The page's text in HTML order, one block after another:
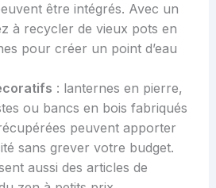
être intégrés. Avec un
à recycler de vieux pots en
pour créer un point d’eau
: lanternes en pierre,
ou bancs en bois fabriqués
peuvent apporter
sans grever votre budget.
aussi des articles de